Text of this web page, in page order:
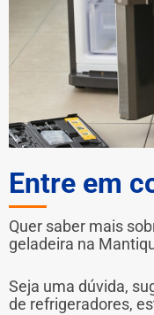
Entre em
Quer saber mais
geladeira na
Seja uma dúvida,
de refrigeradores,